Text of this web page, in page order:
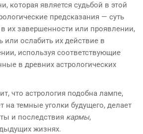
которая является судьбой в этой
предсказания — суть
их завершенности или проявлении,
ослабить их действие в
используя со­ответствующие
в древних астрологи­ческих
что астрология подобна лампе,
на темные уголки будущего, делает
и последствия кармы,
жизнях.